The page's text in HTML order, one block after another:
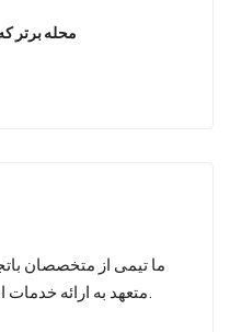
محله برتر
ما تیمی از متخصصان